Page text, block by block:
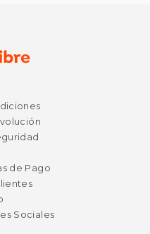
6%
de Pago
Sociales